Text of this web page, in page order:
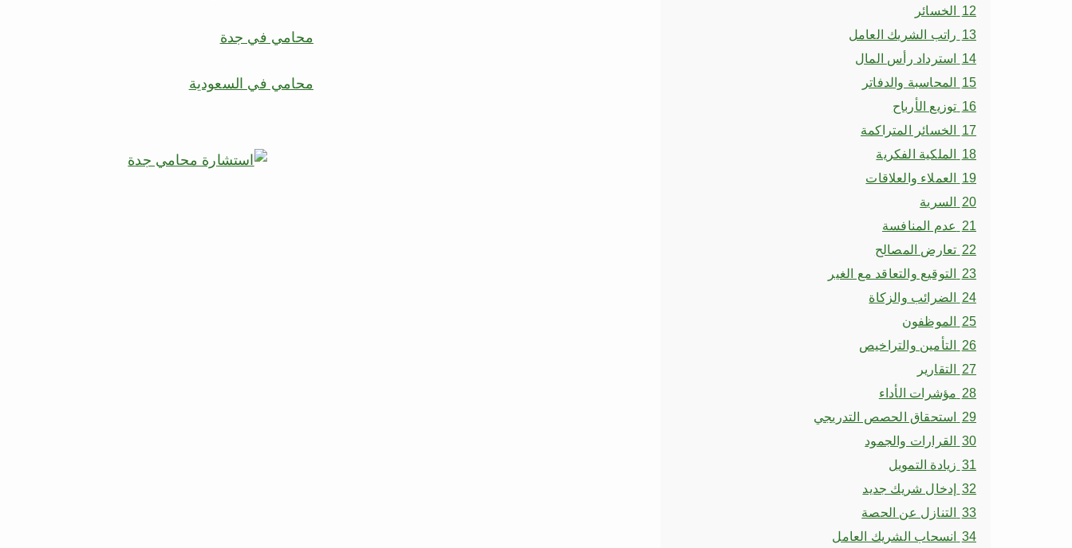
12 الخسائر
13 راتب الشريك العامل
14 استرداد رأس المال
15 المحاسبة والدفاتر
16 توزيع الأرباح
17 الخسائر المتراكمة
18 الملكية الفكرية
19 العملاء والعلاقات
20 السرية
21 عدم المنافسة
22 تعارض المصالح
23 التوقيع والتعاقد مع الغير
24 الضرائب والزكاة
25 الموظفون
26 التأمين والتراخيص
27 التقارير
28 مؤشرات الأداء
29 استحقاق الحصص التدريجي
30 القرارات والجمود
31 زيادة التمويل
32 إدخال شريك جديد
33 التنازل عن الحصة
34 انسحاب الشريك العامل
محامي في جدة
محامي في السعودية